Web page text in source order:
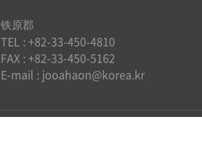
铁原郡
TEL : +82-33-450-4810
FAX : +82-33-450-5162
E-mail : jooahaon@korea.kr